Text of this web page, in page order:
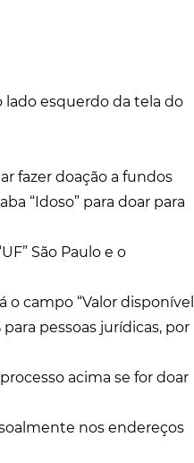
lado esquerdo da tela do
fazer doação a fundos
“Idoso” para doar para
São Paulo e o
campo “Valor disponível
pessoas jurídicas, por
acima se for doar
nos endereços